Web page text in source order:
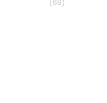
(69)